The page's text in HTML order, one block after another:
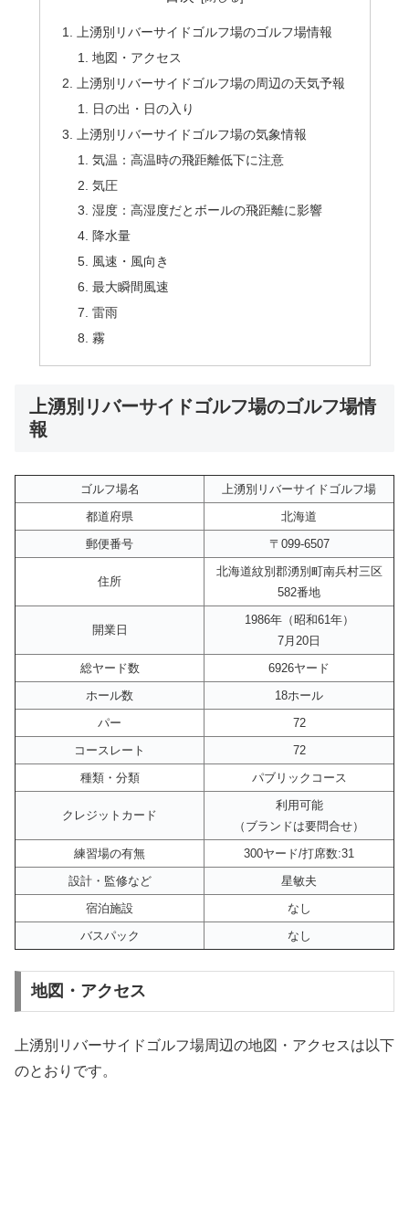
上湧別リバーサイドゴルフ場のゴルフ場情報
地図・アクセス
上湧別リバーサイドゴルフ場の周辺の天気予報
日の出・日の入り
上湧別リバーサイドゴルフ場の気象情報
気温：高温時の飛距離低下に注意
気圧
湿度：高湿度だとボールの飛距離に影響
降水量
風速・風向き
最大瞬間風速
雷雨
霧
上湧別リバーサイドゴルフ場のゴルフ場情
報
ゴルフ場名
上湧別リバーサイドゴルフ場
都道府県
北海道
郵便番号
〒099-6507
住所
北海道紋別郡湧別町南兵村三区
582番地
開業日
1986年（昭和61年）
7月20日
総ヤード数
6926ヤード
ホール数
18ホール
パー
72
コースレート
72
種類・分類
パブリックコース
クレジットカード
利用可能
（ブランドは要問合せ）
練習場の有無
300ヤード/打席数:31
設計・監修など
星敏夫
宿泊施設
なし
バスパック
なし
地図・アクセス
上湧別リバーサイドゴルフ場周辺の地図・アクセスは以下
のとおりです。